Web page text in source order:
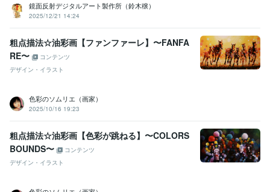
鏡面反射デジタルアート製作所（鈴木穣）
2025/12/21 14:24
粗点描法☆油彩画【ファンファーレ】〜FANFA
RE〜
コンテンツ
デザイン・イラスト
色彩のソムリエ（画家）
2025/10/16 19:23
粗点描法☆油彩画【色彩が跳ねる】〜COLORS
BOUNDS〜
コンテンツ
デザイン・イラスト